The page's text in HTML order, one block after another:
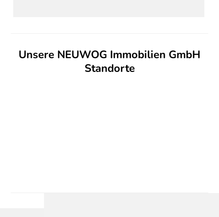
Unsere NEUWOG Immobilien GmbH
Standorte